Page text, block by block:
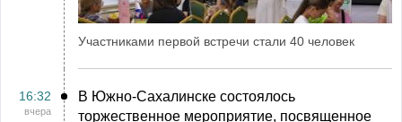
Участниками первой встречи стали 40 человек
16:32
вчера
В Южно-Сахалинске состоялось
торжественное мероприятие, посвященное